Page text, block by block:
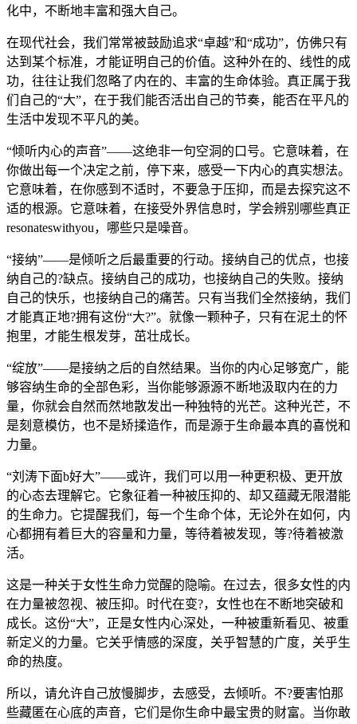
化中，不断地丰富和强大自己。
在现代社会，我们常常被鼓励追求“卓越”和“成功”，仿佛只有
达到某个标准，才能证明自己的价值。这种外在的、线性的成
功，往往让我们忽略了内在的、丰富的生命体验。真正属于我
们自己的“大”，在于我们能否活出自己的节奏，能否在平凡的
生活中发现不平凡的美。
“倾听内心的声音”——这绝非一句空洞的口号。它意味着，在
你做出每一个决定之前，停下来，感受一下内心的真实想法。
它意味着，在你感到不适时，不要急于压抑，而是去探究这不
适的根源。它意味着，在接受外界信息时，学会辨别哪些真正
resonateswithyou，哪些只是噪音。
“接纳”——是倾听之后最重要的行动。接纳自己的优点，也接
纳自己的?缺点。接纳自己的成功，也接纳自己的失败。接纳
自己的快乐，也接纳自己的痛苦。只有当我们全然接纳，我们
才能真正地?拥有这份“大?”。就像一颗种子，只有在泥土的怀
抱里，才能生根发芽，茁壮成长。
“绽放”——是接纳之后的自然结果。当你的内心足够宽广，能
够容纳生命的全部色彩，当你能够源源不断地汲取内在的力
量，你就会自然而然地散发出一种独特的光芒。这种光芒，不
是刻意模仿，也不是矫揉造作，而是源于生命最本真的喜悦和
力量。
“刘涛下面b好大”——或许，我们可以用一种更积极、更开放
的心态去理解它。它象征着一种被压抑的、却又蕴藏无限潜能
的生命力。它提醒我们，每一个生命个体，无论外在如何，内
心都拥有着巨大的容量和力量，等待着被发现，等?待着被激
活。
这是一种关于女性生命力觉醒的隐喻。在过去，很多女性的内
在力量被忽视、被压抑。时代在变?，女性也在不断地突破和
成长。这份“大”，正是女性内心深处，一种被重新看见、被重
新定义的力量。它关乎情感的深度，关乎智慧的广度，关乎生
命的热度。
所以，请允许自己放慢脚步，去感受，去倾听。不?要害怕那
些藏匿在心底的声音，它们是你生命中最宝贵的财富。当你敢